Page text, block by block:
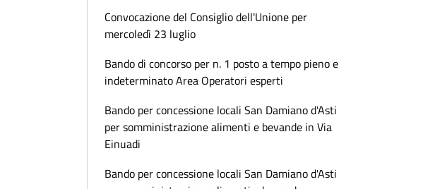
Convocazione del Consiglio dell'Unione per
mercoledì 23 luglio
Bando di concorso per n. 1 posto a tempo pieno e
indeterminato Area Operatori esperti
Bando per concessione locali San Damiano d'Asti
per somministrazione alimenti e bevande in Via
Einuadi
Bando per concessione locali San Damiano d'Asti